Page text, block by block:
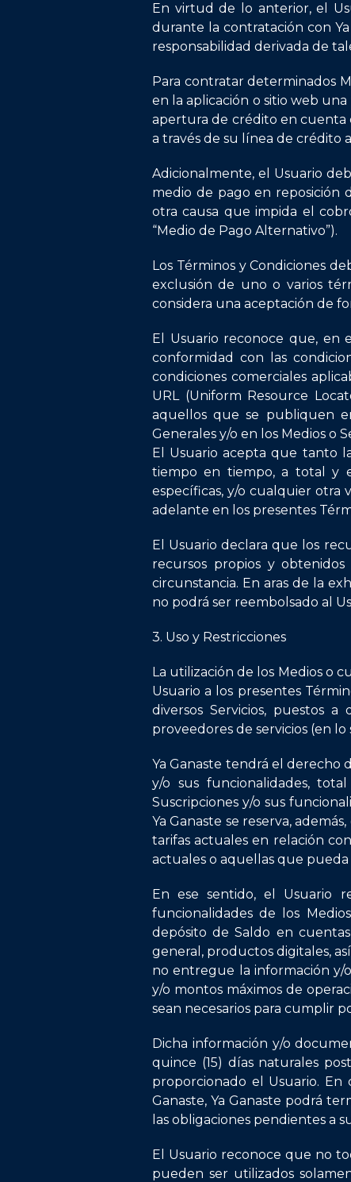
En virtud de lo anterior, el
durante la contratación con
responsabilidad derivada de
Para contratar determinados
en la aplicación o sitio web
apertura de crédito en cuenta
a través de su línea de crédito
Adicionalmente, el Usuario
medio de pago en reposición
otra causa que impida el
“Medio de Pago Alternativo”).
Los Términos y Condiciones
exclusión de uno o varios
considera una aceptación de
El Usuario reconoce que, en
conformidad con las
condiciones comerciales
URL (Uniform Resource
aquellos que se publiquen
Generales y/o en los Medios o
El Usuario acepta que tanto
tiempo en tiempo, a total y
específicas, y/o cualquier otra
adelante en los presentes
El Usuario declara que los
recursos propios y
circunstancia. En aras de la
no podrá ser reembolsado al
3. Uso y Restricciones
La utilización de los Medios o
Usuario a los presentes
diversos Servicios, puestos a
proveedores de servicios (en lo
Ya Ganaste tendrá el derecho
y/o sus funcionalidades,
Suscripciones y/o sus
Ya Ganaste se reserva,
tarifas actuales en relación
actuales o aquellas que
En ese sentido, el Usuario
funcionalidades de los
depósito de Saldo en
general, productos digitales,
no entregue la información y/
y/o montos máximos de
sean necesarios para cumplir
Dicha información y/o
quince (15) días naturales
proporcionado el Usuario.
Ganaste, Ya Ganaste podrá
las obligaciones pendientes a
El Usuario reconoce que no
pueden ser utilizados